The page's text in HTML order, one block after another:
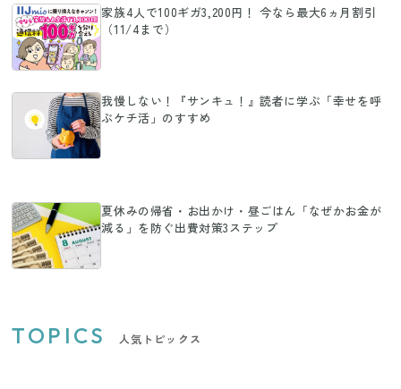
家族4人で100ギガ3,200円！ 今なら最大6ヵ月割引
（11/4まで）
我慢しない！『サンキュ！』読者に学ぶ「幸せを呼
ぶケチ活」のすすめ
夏休みの帰省・お出かけ・昼ごはん「なぜかお金が
減る」を防ぐ出費対策3ステップ
TOPICS 人気トピックス